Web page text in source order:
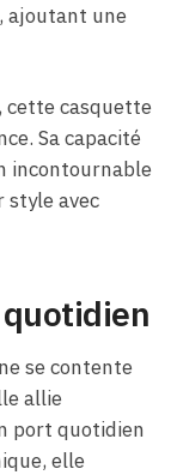
ajoutant une
cette casquette
Sa capacité
incontournable
avec
se contente
allie
port quotidien
elle